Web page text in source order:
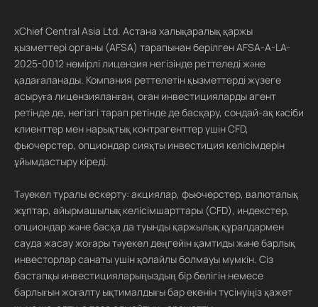
xChief Central Asia Ltd. Астана халықаралық қаржы
қызметтері органы (AFSA) тарапынан берілген AFSA-A-LA-
2025-0012 нөмірлі лицензия негізінде реттеледі және
қадағаланады. Компания реттелетін қызметтерді жүзеге
асыруға лицензияланған, оған инвестицияларды агент
ретінде де, негізгі тарап ретінде де басқару, сондай-ақ кәсіби
клиенттер мен нарықтық контрагенттер үшін CFD,
фьючерстер, опциондар сияқты инвестиция келісімдерін
ұйымдастыру кіреді.
Тәуекел туралы ескерту: акциялар, фьючерстер, валюталық
жұптар, айырмашылық келісімшарттары (CFD), индекстер,
опциондар және басқа да туынды қаржылық құралдармен
сауда жасау жоғары тәуекел деңгейін қамтиды және барлық
инвесторлар санаты үшін қолайлы болмауы мүмкін. Сіз
бастапқы инвестицияларыңыздың бір бөлігін немесе
барлығын жоғалту ықтималдығы бар екенін түсінуіңіз қажет